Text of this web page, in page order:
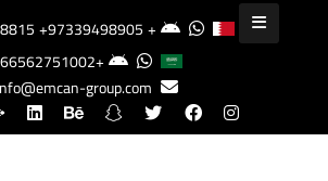
+97333228815
+97339498905
+966562751002
group.com